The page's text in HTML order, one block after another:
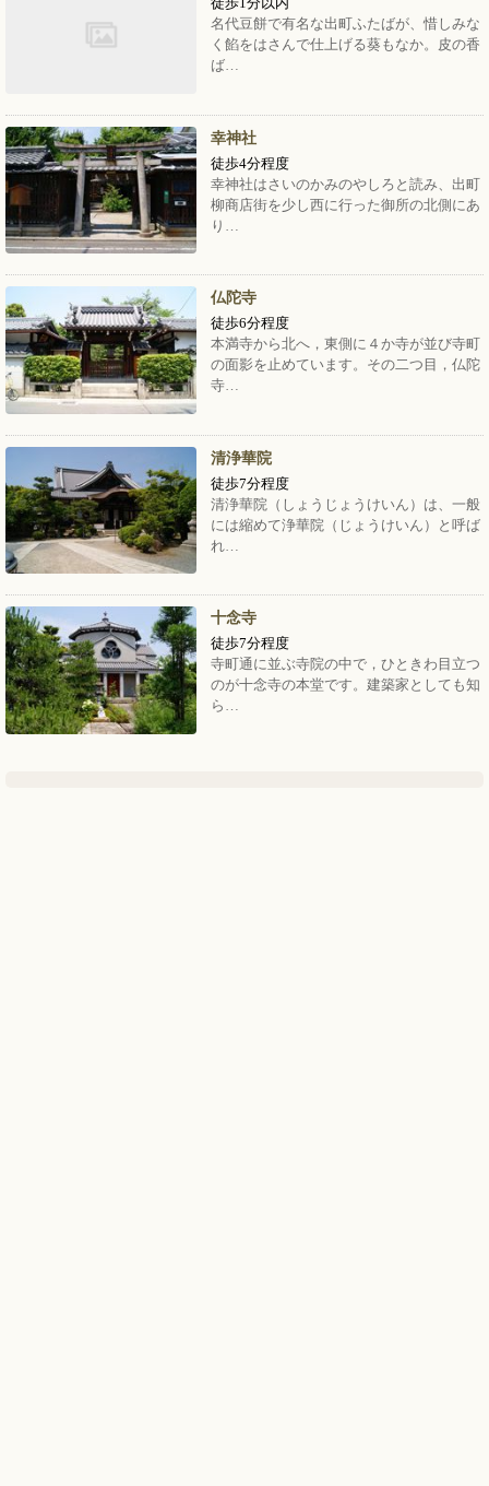
名代豆餅で有名な出町ふたばが、惜しみな
く餡をはさんで仕上げる葵もなか。皮の香
ば…
幸神社
徒歩4分程度
幸神社はさいのかみのやしろと読み、出町
柳商店街を少し西に行った御所の北側にあ
り…
仏陀寺
徒歩6分程度
本満寺から北へ，東側に４か寺が並び寺町
の面影を止めています。その二つ目，仏陀
寺…
清浄華院
徒歩7分程度
清浄華院（しょうじょうけいん）は、一般
には縮めて浄華院（じょうけいん）と呼ば
れ…
十念寺
徒歩7分程度
寺町通に並ぶ寺院の中で，ひときわ目立つ
のが十念寺の本堂です。建築家としても知
ら…